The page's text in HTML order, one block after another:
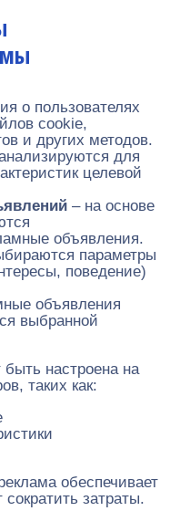
о пользователях
cookie,
и других методов.
для
целевой
– на основе
объявления.
параметры
поведение)
объявления
выбранной
быть настроена на
таких как:
обеспечивает
затраты.